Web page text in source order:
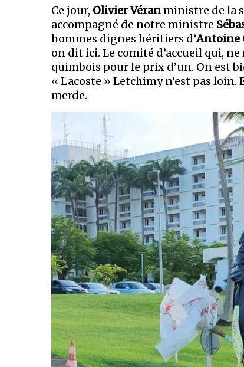
Ce jour, Olivier Véranministre de la
accompagné de notre ministre
hommes dignes héritiers d’Antoine
on dit ici. Le comité d’accueil qui,
quimbois pour le prix d’un. On est
« Lacoste » Letchimy n’est pas loin.
merde.